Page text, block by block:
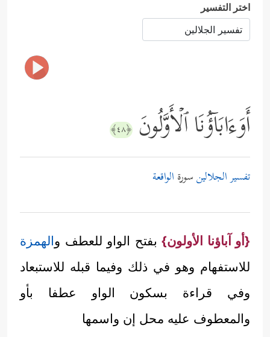
اختر التفسير
أَوَءَابَاۤؤُنَا ٱلۡأَوَّلُونَ ﴿٤٨﴾
تفسير الجلالينسورة الواقعة
{أو آباؤنا الأولون} بفتح الواو للعطف والهمزة
للاستفهام وهو في ذلك وفيما قبله للاستبعاد
وفي قراءة بسكون الواو عطفا بأو
والمعطوف عليه محل إن واسمها